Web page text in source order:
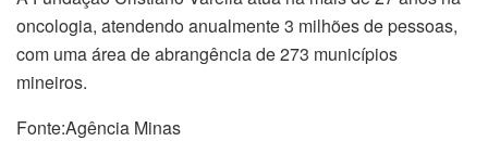
oncologia, atendendo anualmente 3 milhões de pessoas,
com uma área de abrangência de 273 municípios
mineiros.
Fonte:Agência Minas